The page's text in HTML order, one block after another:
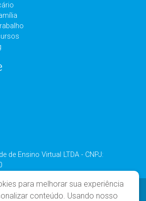
de Ensino Virtual LTDA - CNPJ:
para melhorar sua experiência
conteúdo. Usando nosso